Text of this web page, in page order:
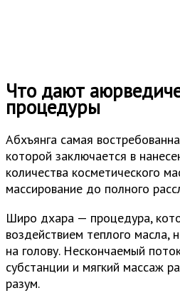
Что дают
процедуры
Абхъянга самая
которой заключается в
количества косметического
массирование до полного
Широ дхара — процедура,
воздействием теплого масла,
на голову. Нескончаемый
субстанции и мягкий массаж
разум.